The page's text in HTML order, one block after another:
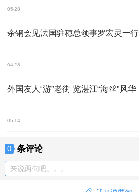
05-28
余钢会见法国驻穗总领事罗宏灵一行
04-28
外国友人“游”老街 览湛江“海丝”风华
05-14
0 条评论
来说两句吧。。。